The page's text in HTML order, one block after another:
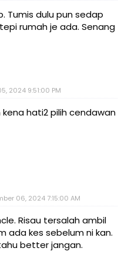
Tumis dulu pun sedap
rumah je ada. Senang
2024 9:51:00 PM
hati2 pilih cendawan
06, 2024 7:15:00 AM
Risau tersalah ambil
ada kes sebelum ni kan.
better jangan.